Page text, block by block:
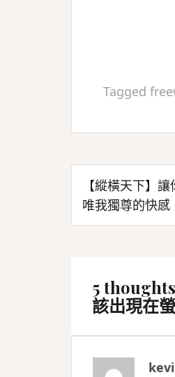
Tagged
文
章
導
【縱橫天下】
唯我獨尊的快感
5
該出現在